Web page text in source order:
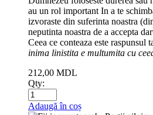
au un rol important In a te
izvoraste din suferinta noastra
neputinta noastra de a accepta
Ceea ce conteaza este raspunsul
inima linistita e multumita cu
212,00 MDL
Qty:
Adaugă în coș